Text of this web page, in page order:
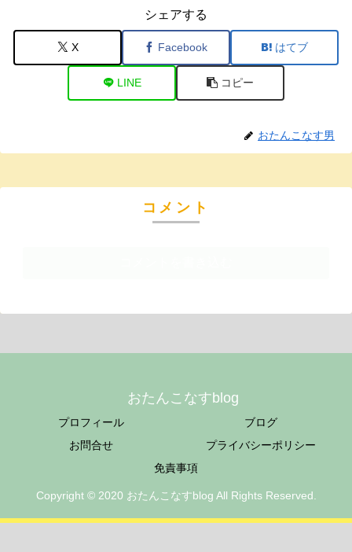
シェアする
X Facebook はてブ
LINE コピー
おたんこなす男
コメント
おたんこなすblog
プロフィール
ブログ
お問合せ
プライバシーポリシー
免責事項
Copyright © 2020 おたんこなすblog All Rights Reserved.